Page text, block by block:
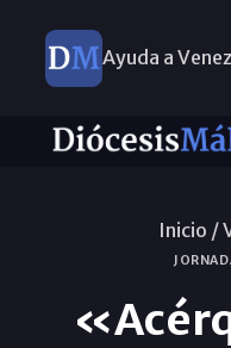
Ayuda a
Inicio /